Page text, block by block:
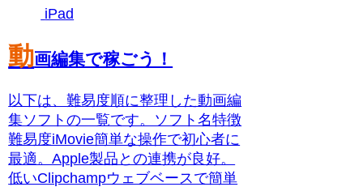
iPad
動画編集で稼ごう！
以下は、難易度順に整理した動画編
集ソフトの一覧です。ソフト名特徴
難易度iMovie簡単な操作で初心者に
最適。Apple製品との連携が良好。
低いClipchampウェブベースで簡単